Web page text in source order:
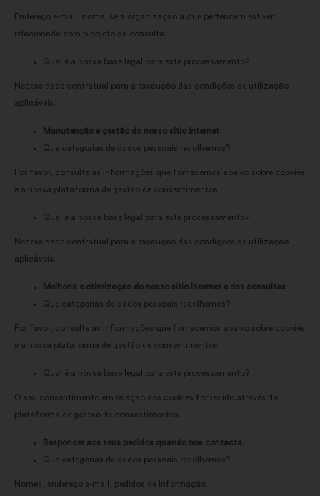
Endereço e-mail, nome, se a organização a que pertencem estiver
relacionada com o objeto da consulta.
Qual é a nossa base legal para este processamento?
Necessidade contratual para a execução das condições de utilização
aplicáveis.
Manutenção e gestão do nosso sítio Internet
Que categorias de dados pessoais recolhemos?
Por favor, consulte as informações que fornecemos abaixo sobre cookies
e a nossa plataforma de gestão de consentimentos.
Qual é a nossa base legal para este processamento?
Necessidade contratual para a execução das condições de utilização
aplicáveis.
Melhoria e otimização do nosso sítio Internet e das consultas
Que categorias de dados pessoais recolhemos?
Por favor, consulte as informações que fornecemos abaixo sobre cookies
e a nossa plataforma de gestão de consentimentos.
Qual é a nossa base legal para este processamento?
O seu consentimento em relação aos cookies fornecido através da
plataforma de gestão de consentimentos.
Responder aos seus pedidos quando nos contacta.
Que categorias de dados pessoais recolhemos?
Nomes, endereço e-mail, pedidos de informação